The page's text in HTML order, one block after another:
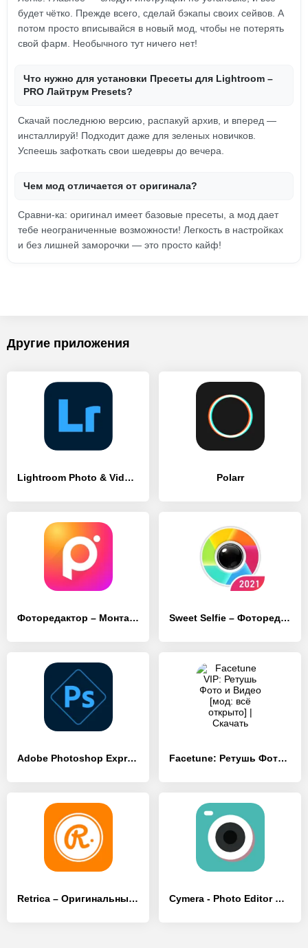
будет чётко. Прежде всего, сделай бэкапы своих сейвов. А
потом просто вписывайся в новый мод, чтобы не потерять
свой фарм. Необычного тут ничего нет!
Что нужно для установки Пресеты для Lightroom –
PRO Лайтрум Presets?
Скачай последнюю версию, распакуй архив, и вперед —
инсталлируй! Подходит даже для зеленых новичков.
Успеешь зафоткать свои шедевры до вечера.
Чем мод отличается от оригинала?
Сравни-ка: оригинал имеет базовые пресеты, а мод дает
тебе неограниченные возможности! Легкость в настройках
и без лишней заморочки — это просто кайф!
Другие приложения
Lightroom Photo & Video Editor Polarr
Фоторедактор – Mонтаж Фото Pro Sweet Selfie – Фоторедактор, камера фото эффекты
Adobe Photoshop Express Facetune: Ретушь Фото и Видео
Retrica – Оригинальный фильтр камеры Cymera - Photo Editor Collage